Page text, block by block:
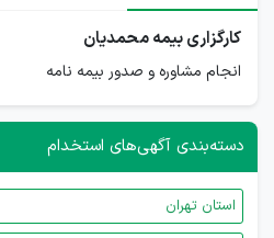
کارگزاری بیمه محمدیان
انجام مشاوره و صدور بیمه نامه
دسته‌بندی آگهی‌های استخدام
استان تهران